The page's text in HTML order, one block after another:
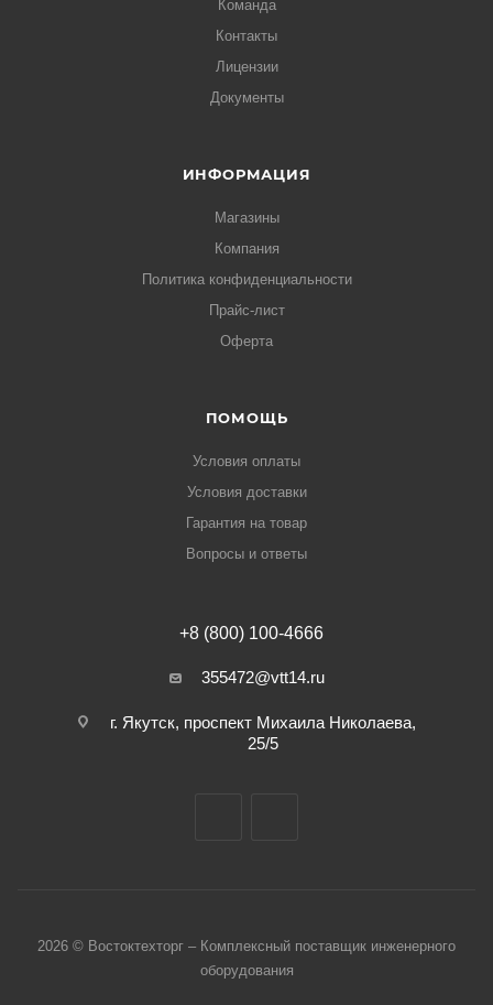
Команда
Контакты
Лицензии
Документы
ИНФОРМАЦИЯ
Магазины
Компания
Политика конфиденциальности
Прайс-лист
Оферта
ПОМОЩЬ
Условия оплаты
Условия доставки
Гарантия на товар
Вопросы и ответы
+8 (800) 100-4666
355472@vtt14.ru
г. Якутск, проспект Михаила Николаева,
25/5
2026 © Востоктехторг – Комплексный поставщик инженерного
оборудования